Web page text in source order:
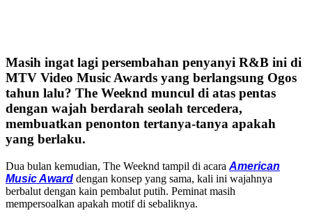
Masih ingat lagi persembahan penyanyi R&B ini di
MTV Video Music Awards yang berlangsung Ogos
tahun lalu? The Weeknd muncul di atas pentas
dengan wajah berdarah seolah tercedera,
membuatkan penonton tertanya-tanya apakah
yang berlaku.
Dua bulan kemudian, The Weeknd tampil di acara American
Music Award dengan konsep yang sama, kali ini wajahnya
berbalut dengan kain pembalut putih. Peminat masih
mempersoalkan apakah motif di sebaliknya.